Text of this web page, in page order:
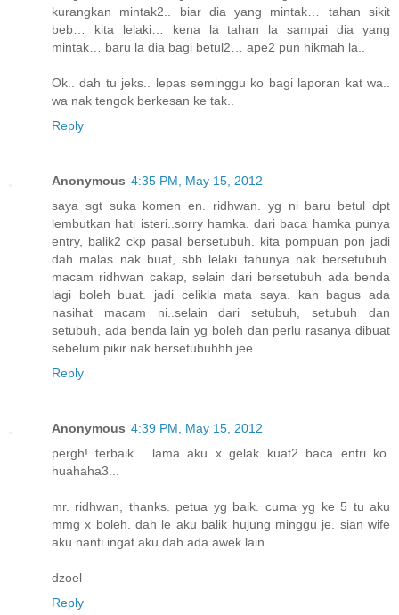
kurangkan mintak2.. biar dia yang mintak… tahan sikit
beb… kita lelaki… kena la tahan la sampai dia yang
mintak… baru la dia bagi betul2… ape2 pun hikmah la..
Ok.. dah tu jeks.. lepas seminggu ko bagi laporan kat wa..
wa nak tengok berkesan ke tak..
Reply
Anonymous 4:35 PM, May 15, 2012
saya sgt suka komen en. ridhwan. yg ni baru betul dpt
lembutkan hati isteri..sorry hamka. dari baca hamka punya
entry, balik2 ckp pasal bersetubuh. kita pompuan pon jadi
dah malas nak buat, sbb lelaki tahunya nak bersetubuh.
macam ridhwan cakap, selain dari bersetubuh ada benda
lagi boleh buat. jadi celikla mata saya. kan bagus ada
nasihat macam ni..selain dari setubuh, setubuh dan
setubuh, ada benda lain yg boleh dan perlu rasanya dibuat
sebelum pikir nak bersetubuhhh jee.
Reply
Anonymous 4:39 PM, May 15, 2012
pergh! terbaik... lama aku x gelak kuat2 baca entri ko.
huahaha3...
mr. ridhwan, thanks. petua yg baik. cuma yg ke 5 tu aku
mmg x boleh. dah le aku balik hujung minggu je. sian wife
aku nanti ingat aku dah ada awek lain...
dzoel
Reply